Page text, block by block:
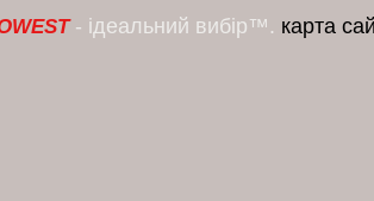
- ідеальний вибір™. карта